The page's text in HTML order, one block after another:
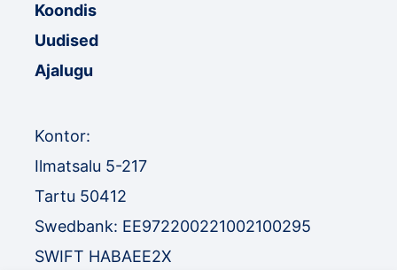
Koondis
Uudised
Ajalugu
Kontor:
Ilmatsalu 5-217
Tartu 50412
Swedbank: EE972200221002100295
SWIFT HABAEE2X